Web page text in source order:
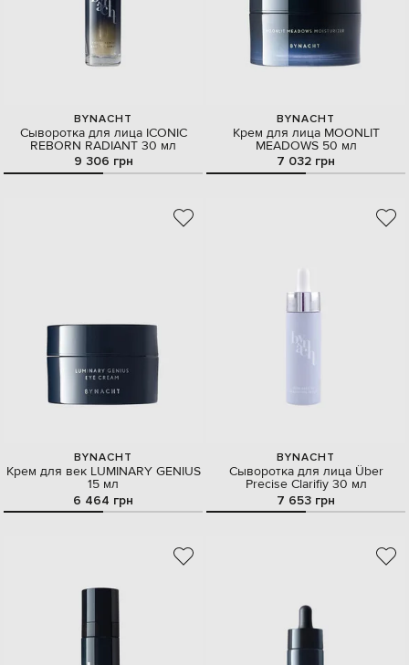
BYNACHT
Сыворотка для лица ICONIC
REBORN RADIANT 30 мл
9 306 грн
BYNACHT
Крем для лица MOONLIT
MEADOWS 50 мл
7 032 грн
BYNACHT
Крем для век LUMINARY GENIUS
15 мл
6 464 грн
BYNACHT
Сыворотка для лица Über
Precise Clarifiy 30 мл
7 653 грн